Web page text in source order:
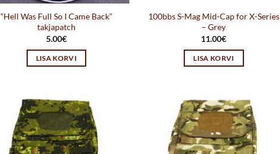
“Hell Was Full So I Came Back”
takjapatch
5.00€
LISA KORVI
100bbs S-Mag Mid-Cap for X-Series
– Grey
11.00€
LISA KORVI